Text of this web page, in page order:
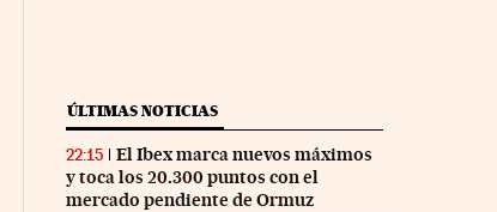
ÚLTIMAS NOTICIAS
22:15
El Ibex marca nuevos máximos
y toca los 20.300 puntos con el
mercado pendiente de Ormuz